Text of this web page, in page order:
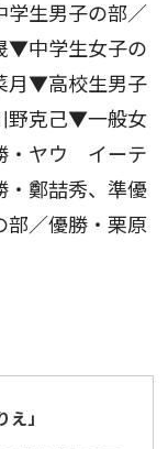
生男子の部／
▼中学生女子の
月▼高校生男子
野克己▼一般女
・ヤウ イーテ
鄭喆秀、準優
／優勝・栗原
」